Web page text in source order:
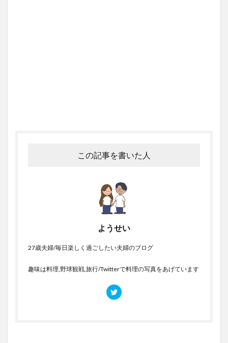
この記事を書いた人
ようせい
27歳夫婦/毎日楽しく過ごしたい夫婦のブログ
趣味は料理,野球観戦,旅行/Twitterで料理の写真をあげています